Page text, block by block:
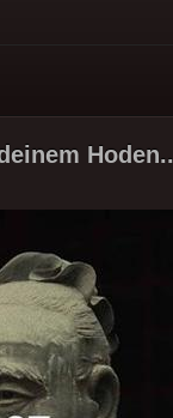
Hoden..